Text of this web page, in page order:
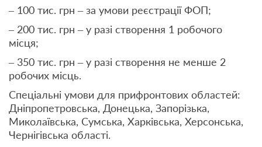
– 100 тис. грн – за умови реєстрації ФОП;
– 200 тис. грн – у разі створення 1 робочого
місця;
– 350 тис. грн – у разі створення не менше 2
робочих місць.
Спеціальні умови для прифронтових областей:
Дніпропетровська, Донецька, Запорізька,
Миколаївська, Сумська, Харківська, Херсонська,
Чернігівська області.